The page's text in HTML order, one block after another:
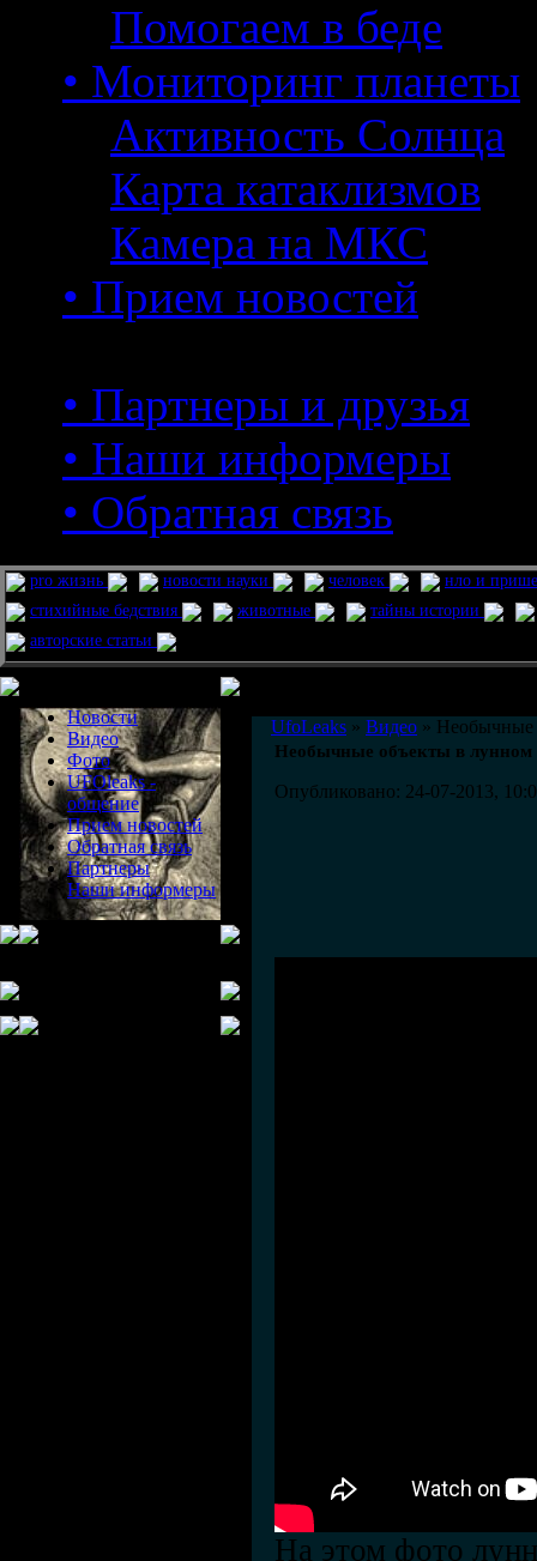
Помогаем в беде
• Мониторинг планеты
Активность Солнца
Карта катаклизмов
Камера на МКС
• Прием новостей
• Партнеры и друзья
• Наши информеры
• Обратная связь
pro жизнь новости науки человек
нло и
стихийные бедствия
животные
тайны истории
авторские статьи
Новости
Видео
Фото
UFOleaks -
общение
Прием новостей
Обратная связь
Партнеры
Наши информеры
UfoLeaks » Видео » Необычные
Необычные объекты в лунном
Опубликовано: 24-07-2013,
На этом фото